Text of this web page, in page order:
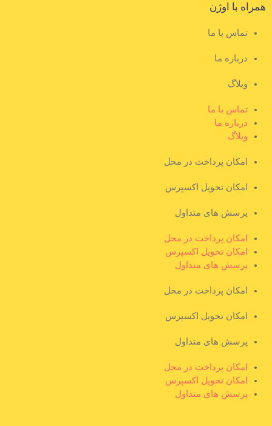
همراه با اوژن
تماس با ما
درباره ما
وبلاگ
تماس با ما
درباره ما
وبلاگ
امکان پرداخت در محل
امکان تحویل اکسپرس
پرسش های متداول
امکان پرداخت در محل
امکان تحویل اکسپرس
پرسش های متداول
امکان پرداخت در محل
امکان تحویل اکسپرس
پرسش های متداول
امکان پرداخت در محل
امکان تحویل اکسپرس
پرسش های متداول